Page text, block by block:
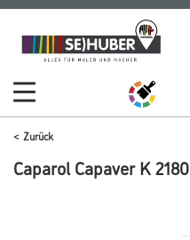
Zum
Inhalt
Zum
Navigationsmenü
Zurück
Caparol Capaver K 2180